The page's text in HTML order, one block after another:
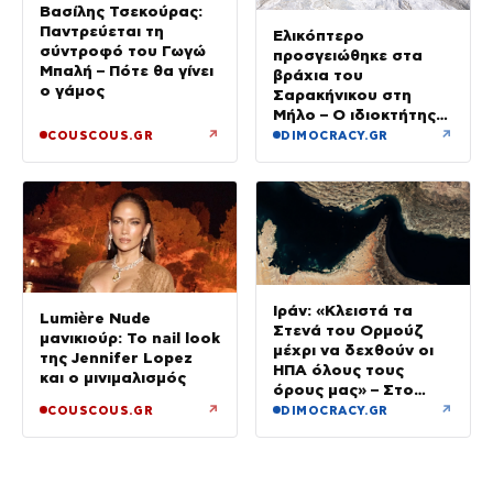
Βασίλης Τσεκούρας:
Παντρεύεται τη
σύντροφό του Γωγώ
Μπαλή – Πότε θα γίνει
ο γάμος
COUSCOUS.GR ↗
Ελικόπτερο
προσγειώθηκε στα
βράχια του
Σαρακήνικου στη
Μήλο – Ο ιδιοκτήτης
κατέβηκε για μπάνιο
DIMOCRACY.GR ↗
Lumière Nude
μανικιούρ: Το nail look
της Jennifer Lopez
και ο μινιμαλισμός
COUSCOUS.GR ↗
Ιράν: «Κλειστά τα
Στενά του Ορμούζ
μέχρι να δεχθούν οι
ΗΠΑ όλους τους
όρους μας» – Στο
τραπέζι συμφωνία για
DIMOCRACY.GR ↗